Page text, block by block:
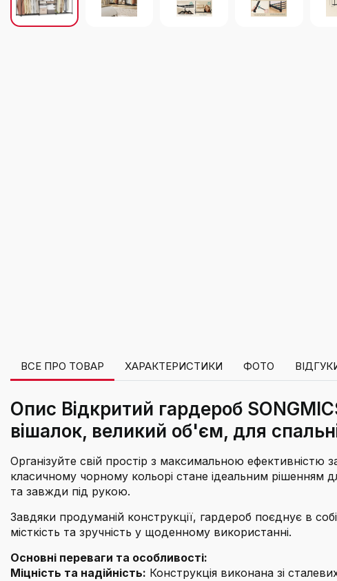
ВСЕ ПРО ТОВАР ХАРАКТЕРИСТИКИ ФОТО
Опис Відкритий гардероб
вішалок, великий об'єм, для
Організуйте свій простір з максимальною ефективністю
класичному чорному кольорі стане ідеальним рішенням
та завжди під рукою.
Завдяки продуманій конструкції, гардероб поєднує в
місткість та зручність у щоденному використанні.
Основні переваги та особливості:
Міцність та надійність: Конструкція виконана зі